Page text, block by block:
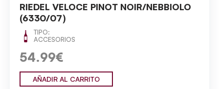
RIEDEL VELOCE PINOT NOIR/NEBBIOLO
(6330/07)
TIPO:
ACCESORIOS
54.99€
AÑADIR AL CARRITO